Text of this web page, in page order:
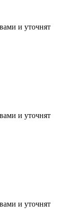
и уточнят
и уточнят
и уточнят